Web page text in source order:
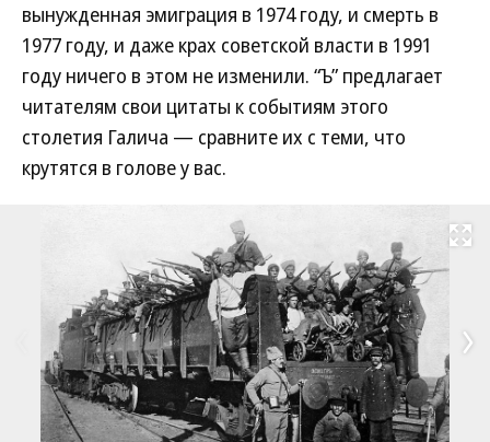
вынужденная эмиграция в 1974 году, и смерть в
1977 году, и даже крах советской власти в 1991
году ничего в этом не изменили. “Ъ” предлагает
читателям свои цитаты к событиям этого
столетия Галича — сравните их с теми, что
крутятся в голове у вас.
Развернуть